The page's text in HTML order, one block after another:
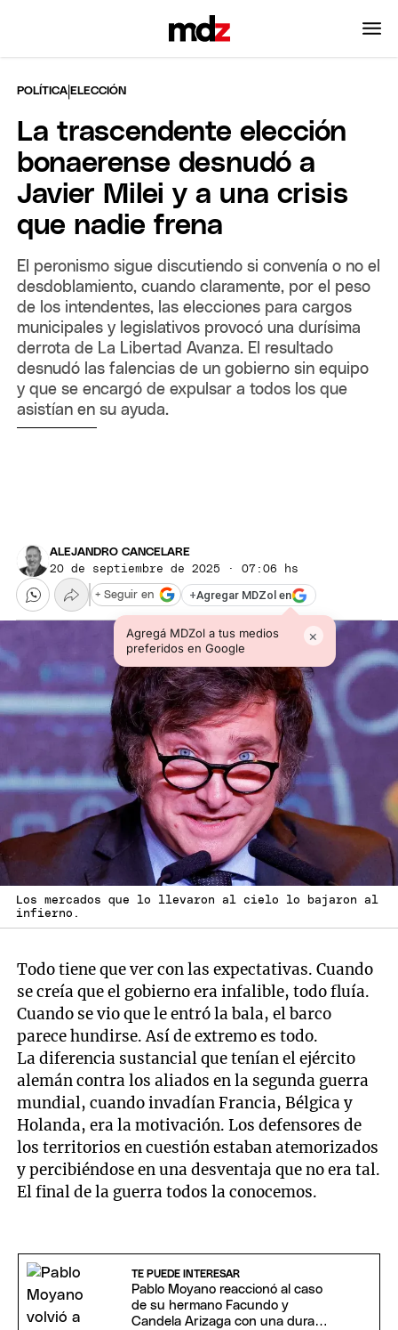
POLÍTICA |ELECCIÓN
La trascendente elección
bonaerense desnudó a
Javier Milei y a una crisis
que nadie frena
El peronismo sigue discutiendo si convenía o no el
desdoblamiento, cuando claramente, por el peso
de los intendentes, las elecciones para cargos
municipales y legislativos provocó una durísima
derrota de La Libertad Avanza. El resultado
desnudó las falencias de un gobierno sin equipo
y que se encargó de expulsar a todos los que
asistían en su ayuda.
ALEJANDRO CANCELARE
20 de septiembre de 2025 · 07:06 hs
+Agregar MDZol en
Agregá MDZol a tus medios
preferidos en Google
×
+ Seguir en
Los mercados que lo llevaron al cielo lo bajaron al
infierno.
Todo tiene que ver con las expectativas. Cuando
se creía que el gobierno era infalible, todo fluía.
Cuando se vio que le entró la bala, el barco
parece hundirse. Así de extremo es todo.
La diferencia sustancial que tenían el ejército
alemán contra los aliados en la segunda guerra
mundial, cuando invadían Francia, Bélgica y
Holanda, era la motivación. Los defensores de
los territorios en cuestión estaban atemorizados
y percibiéndose en una desventaja que no era tal.
El final de la guerra todos la conocemos.
TE PUEDE INTERESAR
Pablo Moyano reaccionó al caso
de su hermano Facundo y
Candela Arizaga con una dura